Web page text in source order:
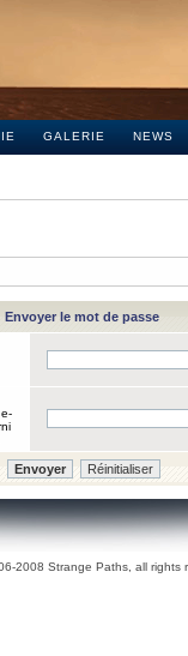
GALERIE NEWS
Envoyer le mot de passe
2008 Strange Paths, all rights